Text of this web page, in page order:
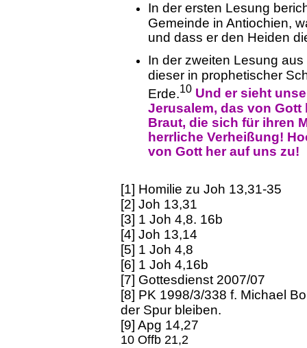
In der ersten Lesung
Gemeinde in Antiochien,
und dass er den Heiden
In der zweiten Lesung
dieser in prophetischer
Erde.10 Und er sieht
Jerusalem, das von Gott
Braut, die sich für ihren
herrliche Verheißung!
von Gott her auf uns zu!
[1] Homilie zu Joh 13,31-35
[2] Joh 13,31
[3] 1 Joh 4,8. 16b
[4] Joh 13,14
[5] 1 Joh 4,8
[6] 1 Joh 4,16b
[7] Gottesdienst 2007/07
[8] PK 1998/3/338 f. Michael
der Spur bleiben.
[9] Apg 14,27
10 Offb 21,2